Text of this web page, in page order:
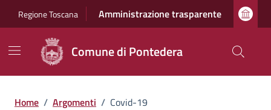
Regione Toscana Amministrazione trasparente
Comune di Pontedera
Home / Argomenti / Covid-19